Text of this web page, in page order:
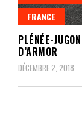
FRANCE
PLÉNÉE-
D’ARMOR
DÉCEMBRE 2, 2018